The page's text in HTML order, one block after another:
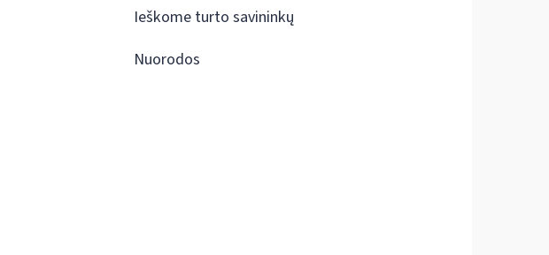
Ieškome turto savininkų
Nuorodos